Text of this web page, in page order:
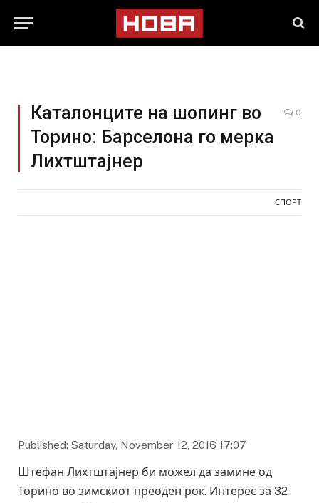
Каталонците на шопинг во
Торино: Барселона го мерка
Лихтштајнер
0
СПОРТ
Published: Saturday, November 12, 2016 17:07
Штефан Лихтштајнер би можел да замине од
Торино во зимскиот преоден рок. Интерес за 32